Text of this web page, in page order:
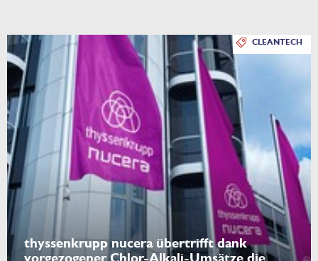
CLEANTECH
thyssenkrupp nucera übertrifft dank